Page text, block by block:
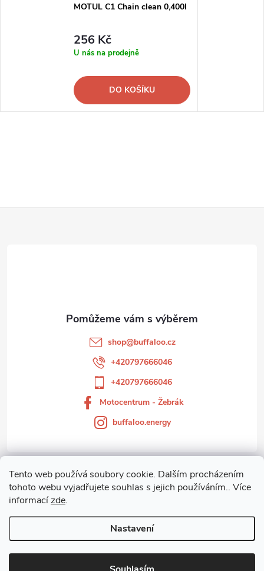
Tento web používá soubory cookie. Dalším procházením
tohoto webu vyjadřujete souhlas s jejich používáním.. Více
informacízde.
Nastavení
MOTUL C1 Chain clean 0,400l
256 Kč
U nás na prodejně
DO KOŠÍKU
Zákaznický servis
shop@buffaloo.cz
+420797666046
+420797666046
Motocentrum - Žebrák
buffaloo.energy
Copyright 2026Motocentrum - Žebrák. Všechna práva vyhrazena.